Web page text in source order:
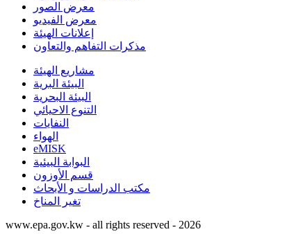
معرض الصور
معرض الفيديو
إعلانات الهيئة
مذكرات التفاهم والتعاون
مشاريع الهيئة
البيئة البرية
البيئة البحرية
التنوع الاحيائي
النفايات
الهواء
eMISK
البوابة البيئية
قسم الأوزون
مكتب الدراسات و الأبحاث
تغير المناخ
www.epa.gov.kw - all rights reserved - 2026